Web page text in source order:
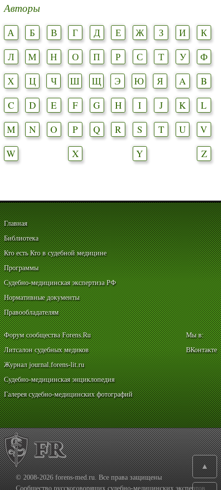
Авторы
А Б В Г Д Е Ж З И
К
Л
М Н О П Р С Т У
Ф
Х
Ц Ч Ш Щ Э Ю Я A
B
C
D E F G H I J K
L
M
N O P Q R S T U
V
W
X Y Z
Главная
Библиотека
Кто есть Кто в судебной медицине
Программы
Судебно-медицинская экспертиза РФ
Нормативные документы
Правообладателям
Форум сообщества Forens.Ru
Литсалон судебных медиков
Журнал journal.forens-lit.ru
Судебно-медицинская энциклопедия
Галерея судебно-медицинских фотографий
Мы в:
ВКонтакте
© 2008-2026 forens-med.ru. Все права защищены
Сообщество русскоговорящих судебно-медицинских экспертов
▲